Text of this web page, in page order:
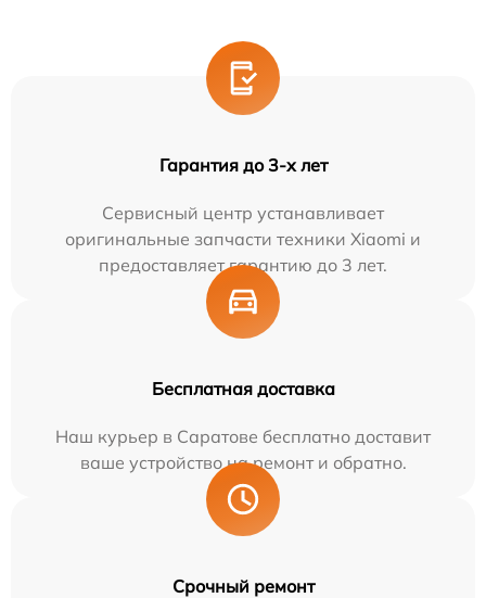
Гарантия до 3-х лет
Сервисный центр устанавливает
оригинальные запчасти техники Xiaomi и
предоставляет гарантию до 3 лет.
Бесплатная доставка
Наш курьер в Саратове бесплатно доставит
ваше устройство на ремонт и обратно.
Срочный ремонт